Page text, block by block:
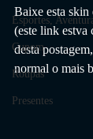
Esportes,
Cupom
Roupas
Presentes
Baixe esta skin
(este link estva
desta
normal o mais